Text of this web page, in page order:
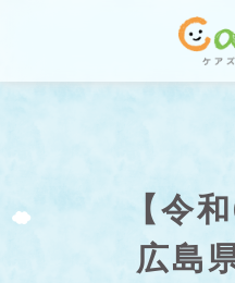
【令
広島